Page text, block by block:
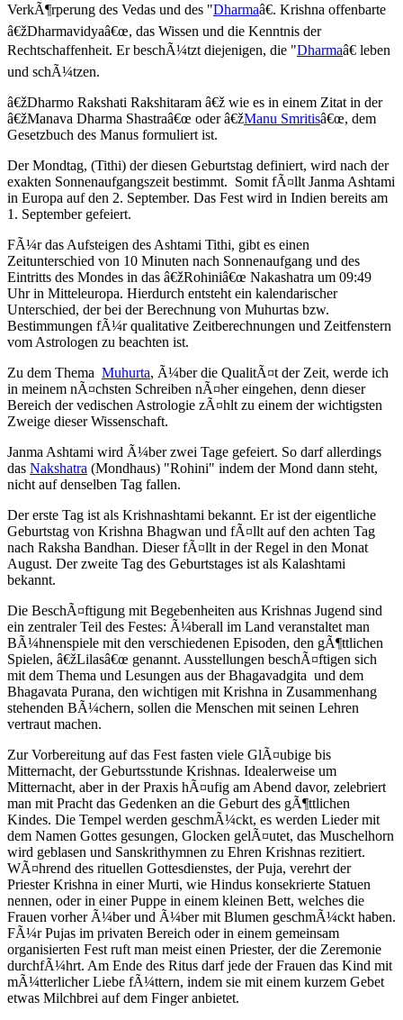
VerkÃ¶rperung des Vedas und des "Dharmaâ€. Krishna offenbarte
â€žDharmavidyaâ€œ, das Wissen und die Kenntnis der
Rechtschaffenheit. Er beschÃ¼tzt diejenigen, die "Dharmaâ€ leben
und schÃ¼tzen.
â€žDharmo Rakshati Rakshitaram â€ž wie es in einem Zitat in der
â€žManava Dharma Shastraâ€œ oder â€žManu Smritisâ€œ, dem
Gesetzbuch des Manus formuliert ist.
Der Mondtag, (Tithi) der diesen Geburtstag definiert, wird nach der
exakten Sonnenaufgangszeit bestimmt. Somit fÃ¤llt Janma Ashtami
in Europa auf den 2. September. Das Fest wird in Indien bereits am
1. September gefeiert.
FÃ¼r das Aufsteigen des Ashtami Tithi, gibt es einen
Zeitunterschied von 10 Minuten nach Sonnenaufgang und des
Eintritts des Mondes in das â€žRohiniâ€œ Nakashatra um 09:49
Uhr in Mitteleuropa. Hierdurch entsteht ein kalendarischer
Unterschied, der bei der Berechnung von Muhurtas bzw.
Bestimmungen fÃ¼r qualitative Zeitberechnungen und Zeitfenstern
vom Astrologen zu beachten ist.
Zu dem Thema Muhurta, Ã¼ber die QualitÃ¤t der Zeit, werde ich
in meinem nÃ¤chsten Schreiben nÃ¤her eingehen, denn dieser
Bereich der vedischen Astrologie zÃ¤hlt zu einem der wichtigsten
Zweige dieser Wissenschaft.
Janma Ashtami wird Ã¼ber zwei Tage gefeiert. So darf allerdings
das Nakshatra (Mondhaus) "Rohini" indem der Mond dann steht,
nicht auf denselben Tag fallen.
Der erste Tag ist als Krishnashtami bekannt. Er ist der eigentliche
Geburtstag von Krishna Bhagwan und fÃ¤llt auf den achten Tag
nach Raksha Bandhan. Dieser fÃ¤llt in der Regel in den Monat
August. Der zweite Tag des Geburtstages ist als Kalashtami
bekannt.
Die BeschÃ¤ftigung mit Begebenheiten aus Krishnas Jugend sind
ein zentraler Teil des Festes: Ã¼berall im Land veranstaltet man
BÃ¼hnenspiele mit den verschiedenen Episoden, den gÃ¶ttlichen
Spielen, â€žLilasâ€œ genannt. Ausstellungen beschÃ¤ftigen sich
mit dem Thema und Lesungen aus der Bhagavadgita und dem
Bhagavata Purana, den wichtigen mit Krishna in Zusammenhang
stehenden BÃ¼chern, sollen die Menschen mit seinen Lehren
vertraut machen.
Zur Vorbereitung auf das Fest fasten viele GlÃ¤ubige bis
Mitternacht, der Geburtsstunde Krishnas. Idealerweise um
Mitternacht, aber in der Praxis hÃ¤ufig am Abend davor, zelebriert
man mit Pracht das Gedenken an die Geburt des gÃ¶ttlichen
Kindes. Die Tempel werden geschmÃ¼ckt, es werden Lieder mit
dem Namen Gottes gesungen, Glocken gelÃ¤utet, das Muschelhorn
wird geblasen und Sanskrithymnen zu Ehren Krishnas rezitiert.
WÃ¤hrend des rituellen Gottesdienstes, der Puja, verehrt der
Priester Krishna in einer Murti, wie Hindus konsekrierte Statuen
nennen, oder in einer Puppe in einem kleinen Bett, welches die
Frauen vorher Ã¼ber und Ã¼ber mit Blumen geschmÃ¼ckt haben.
FÃ¼r Pujas im privaten Bereich oder in einem gemeinsam
organisierten Fest ruft man meist einen Priester, der die Zeremonie
durchfÃ¼hrt. Am Ende des Ritus darf jede der Frauen das Kind mit
mÃ¼tterlicher Liebe fÃ¼ttern, indem sie mit einem kurzem Gebet
etwas Milchbrei auf dem Finger anbietet.